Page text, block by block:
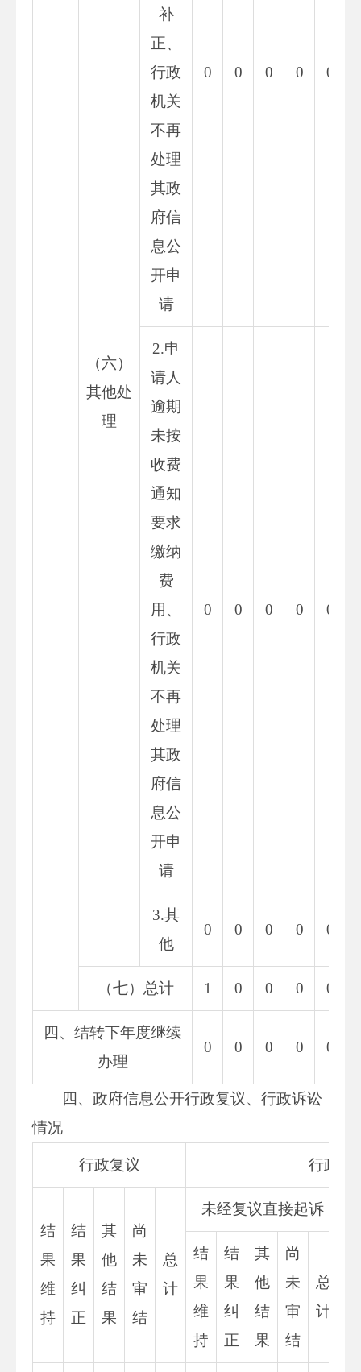
（六）
其他处
理
补
正、
行政
机关
不再
处理
其政
府信
息公
开申
请
0 0 0 0 0
2.申
请人
逾期
未按
收费
通知
要求
缴纳
费
用、
行政
机关
不再
处理
其政
府信
息公
开申
请
0 0 0 0 0
3.其
他
0 0 0 0 0
（七）总计 1 0 0 0 0
四、结转下年度继续
办理
0 0 0 0 0
四、政府信息公开行政复议、行政诉讼
情况
行政复议 行政诉
结
果
维
持
结
果
纠
正
其
他
结
果
尚
未
审
结
总
计
未经复议直接起诉
结
果
维
持
结
果
纠
正
其
他
结
果
尚
未
审
结
总
计